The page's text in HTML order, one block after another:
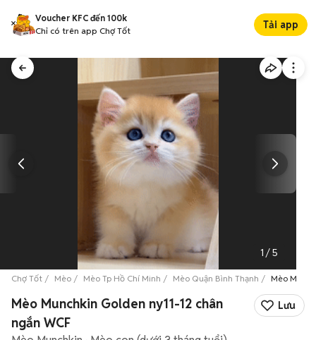
Voucher KFC đến 100k
Chỉ có trên app Chợ Tốt
Tải app
1 /5
Chợ Tốt Mèo Mèo Tp Hồ Chí Minh Mèo Quận Bình Thạnh Mèo
Mèo Munchkin Golden ny11-12 chân
ngắn WCF
Lưu